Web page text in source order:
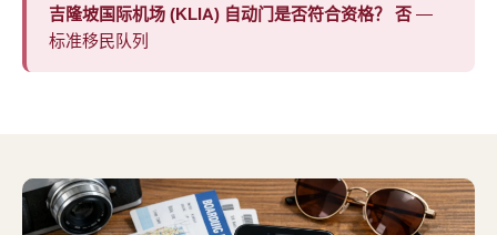
吉隆坡国际机场 (KLIA) 自动门是否符合资格？ 否 —
标准移民队列